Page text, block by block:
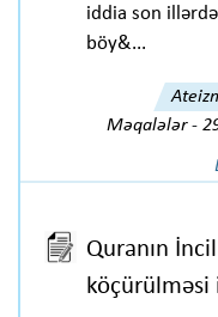
iddia son
böy&...
Məqalələr-
Quranın
köçürülməsi